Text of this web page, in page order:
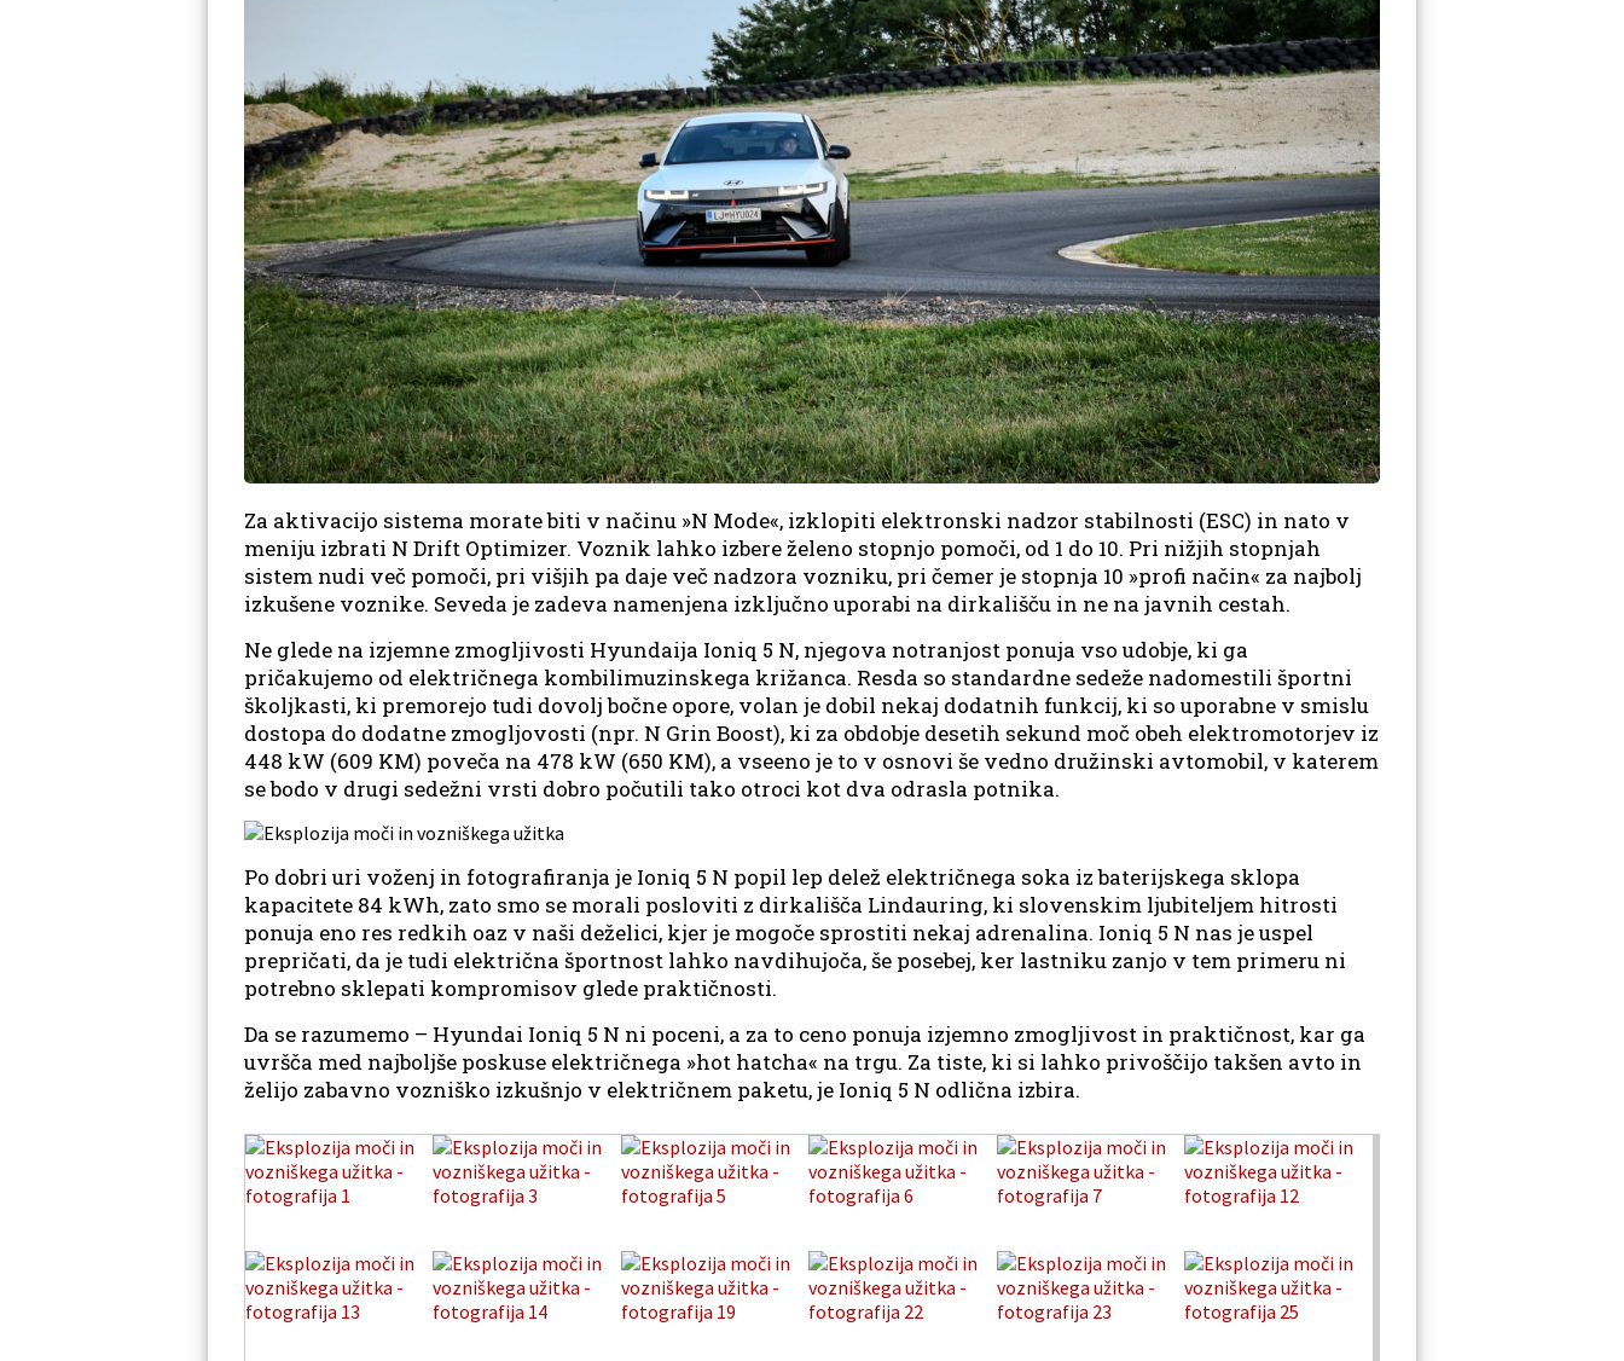
Za aktivacijo sistema morate biti v načinu »N Mode«, izklopiti elektronski nadzor stabilnosti (ESC) in nato v
meniju izbrati N Drift Optimizer. Voznik lahko izbere želeno stopnjo pomoči, od 1 do 10. Pri nižjih stopnjah
sistem nudi več pomoči, pri višjih pa daje več nadzora vozniku, pri čemer je stopnja 10 »profi način« za najbolj
izkušene voznike. Seveda je zadeva namenjena izključno uporabi na dirkališču in ne na javnih cestah.
Ne glede na izjemne zmogljivosti Hyundaija Ioniq 5 N, njegova notranjost ponuja vso udobje, ki ga
pričakujemo od električnega kombilimuzinskega križanca. Resda so standardne sedeže nadomestili športni
školjkasti, ki premorejo tudi dovolj bočne opore, volan je dobil nekaj dodatnih funkcij, ki so uporabne v smislu
dostopa do dodatne zmogljovosti (npr. N Grin Boost), ki za obdobje desetih sekund moč obeh elektromotorjev iz
448 kW (609 KM) poveča na 478 kW (650 KM), a vseeno je to v osnovi še vedno družinski avtomobil, v katerem
se bodo v drugi sedežni vrsti dobro počutili tako otroci kot dva odrasla potnika.
Po dobri uri voženj in fotografiranja je Ioniq 5 N popil lep delež električnega soka iz baterijskega sklopa
kapacitete 84 kWh, zato smo se morali posloviti z dirkališča Lindauring, ki slovenskim ljubiteljem hitrosti
ponuja eno res redkih oaz v naši deželici, kjer je mogoče sprostiti nekaj adrenalina. Ioniq 5 N nas je uspel
prepričati, da je tudi električna športnost lahko navdihujoča, še posebej, ker lastniku zanjo v tem primeru ni
potrebno sklepati kompromisov glede praktičnosti.
Da se razumemo – Hyundai Ioniq 5 N ni poceni, a za to ceno ponuja izjemno zmogljivost in praktičnost, kar ga
uvršča med najboljše poskuse električnega »hot hatcha« na trgu. Za tiste, ki si lahko privoščijo takšen avto in
želijo zabavno vozniško izkušnjo v električnem paketu, je Ioniq 5 N odlična izbira.